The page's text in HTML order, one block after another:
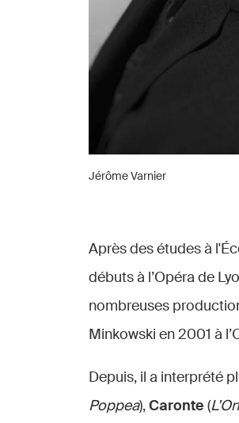
Jérôme Varnier
Après des études à
débuts à l’Opéra de
nombreuses
Minkowski en 2001 à
Depuis, il a interprété
Poppea),Caronte (